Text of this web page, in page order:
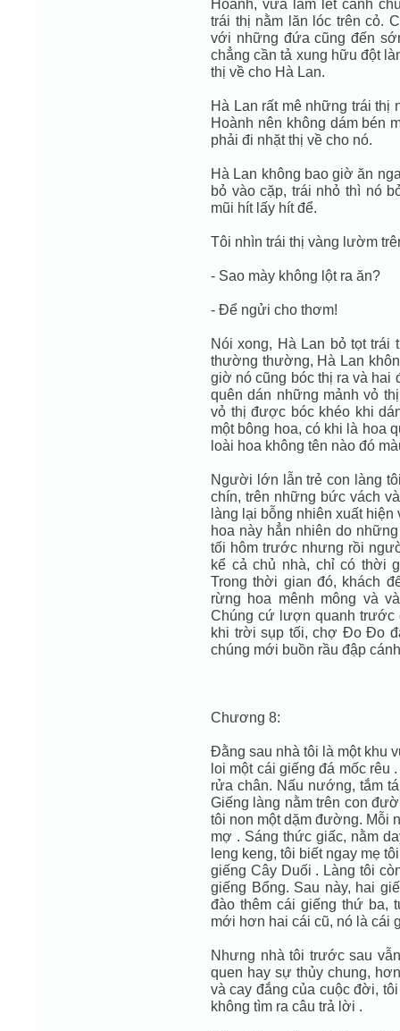
Hoành, vừa lấm lét canh
trái thị nằm lăn lóc trên cỏ.
với những đứa cũng đến
chẳng cần tả xung hữu đột
thị về cho Hà Lan.
Hà Lan rất mê những trái thị
Hoành nên không dám bén
phải đi nhặt thị về cho nó.
Hà Lan không bao giờ ăn
bỏ vào cặp, trái nhỏ thì nó
mũi hít lấy hít để.
Tôi nhìn trái thị vàng lườm
- Sao mày không lột ra ăn?
- Ðể ngửi cho thơm!
Nói xong, Hà Lan bỏ tọt
thường thường, Hà Lan
giờ nó cũng bóc thị ra và hai
quên dán những mảnh vỏ
vỏ thị được bóc khéo khi
một bông hoa, có khi là hoa
loài hoa không tên nào đó
Người lớn lẫn trẻ con làng
chín, trên những bức vách
làng lại bỗng nhiên xuất
hoa này hẳn nhiên do
tối hôm trước nhưng rồi
kể cả chủ nhà, chỉ có thời
Trong thời gian đó, khách
rừng hoa mênh mông và
Chúng cứ lượn quanh trước
khi trời sụp tối, chợ Ðo Ðo
chúng mới buồn rầu đập
Chương 8:
Ðằng sau nhà tôi là một khu
loi một cái giếng đá mốc
rửa chân. Nấu nướng, tắm
Giếng làng nằm trên con
tôi non một dặm đường. Mỗi
mợ . Sáng thức giấc, nằm
leng keng, tôi biết ngay mẹ
giếng Cây Duối . Làng tôi
giếng Bổng. Sau này, hai
đào thêm cái giếng thứ ba,
mới hơn hai cái cũ, nó là cái
Nhưng nhà tôi trước sau
quen hay sự thủy chung,
và cay đắng của cuộc đời,
không tìm ra câu trả lời .